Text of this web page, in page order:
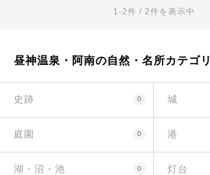
1-2件 / 2件を表示中
昼神温泉・阿南の自然・名所カテゴリ
史跡 0 城
庭園 0 港
湖・沼・池 0 灯台